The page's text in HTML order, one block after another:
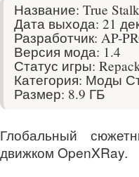
Название: True
Дата выхода: 21
Разработчик: AP-
Версия мода: 1.4
Статус игры:
Категория: Моды
Размер: 8.9 ГБ
Глобальный
движком OpenXRay.